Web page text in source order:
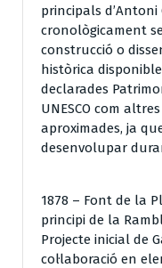
principals
cronològicament
construcció o
històrica
declarades
UNESCO com
aproximades, ja
desenvolupar
1878 – Font de la
principi de la
Projecte inicial de
col·laboració en